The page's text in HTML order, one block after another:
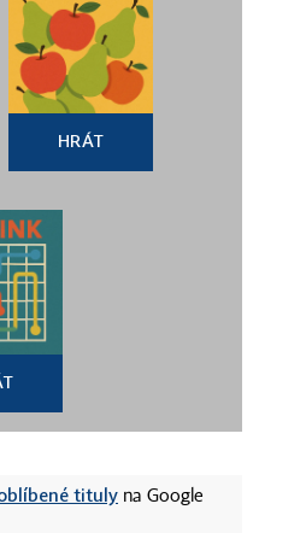
HRÁT
tituly na Google